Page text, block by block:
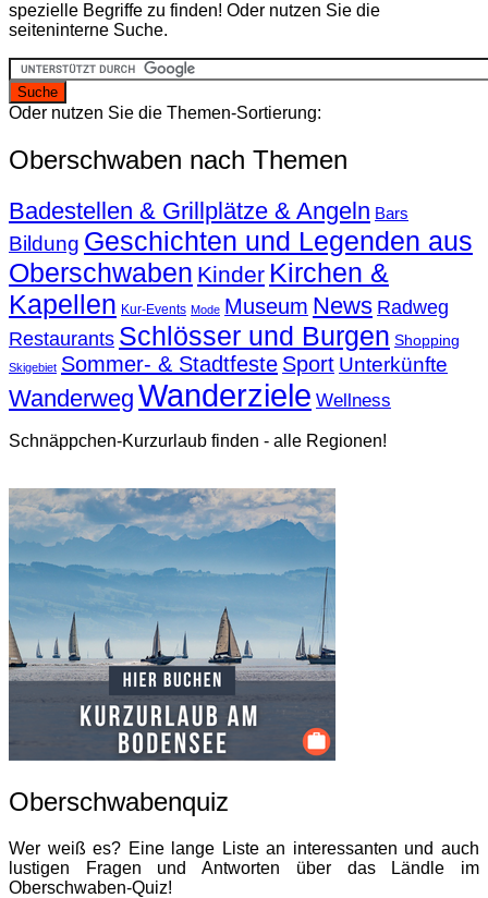
spezielle Begriffe zu finden! Oder nutzen Sie die
seiteninterne Suche.
Oder nutzen Sie die Themen-Sortierung:
Oberschwaben nach Themen
Badestellen & Grillplätze & Angeln Bars
Bildung Geschichten und Legenden aus
Oberschwaben Kinder Kirchen &
Kapellen Kur-Events Mode Museum News Radweg
Restaurants Schlösser und Burgen Shopping
Skigebiet Sommer- & Stadtfeste Sport Unterkünfte
Wanderweg Wanderziele Wellness
Schnäppchen-Kurzurlaub finden - alle Regionen!
Oberschwabenquiz
Wer weiß es? Eine lange Liste an interessanten und auch
lustigen Fragen und Antworten über das Ländle im
Oberschwaben-Quiz!